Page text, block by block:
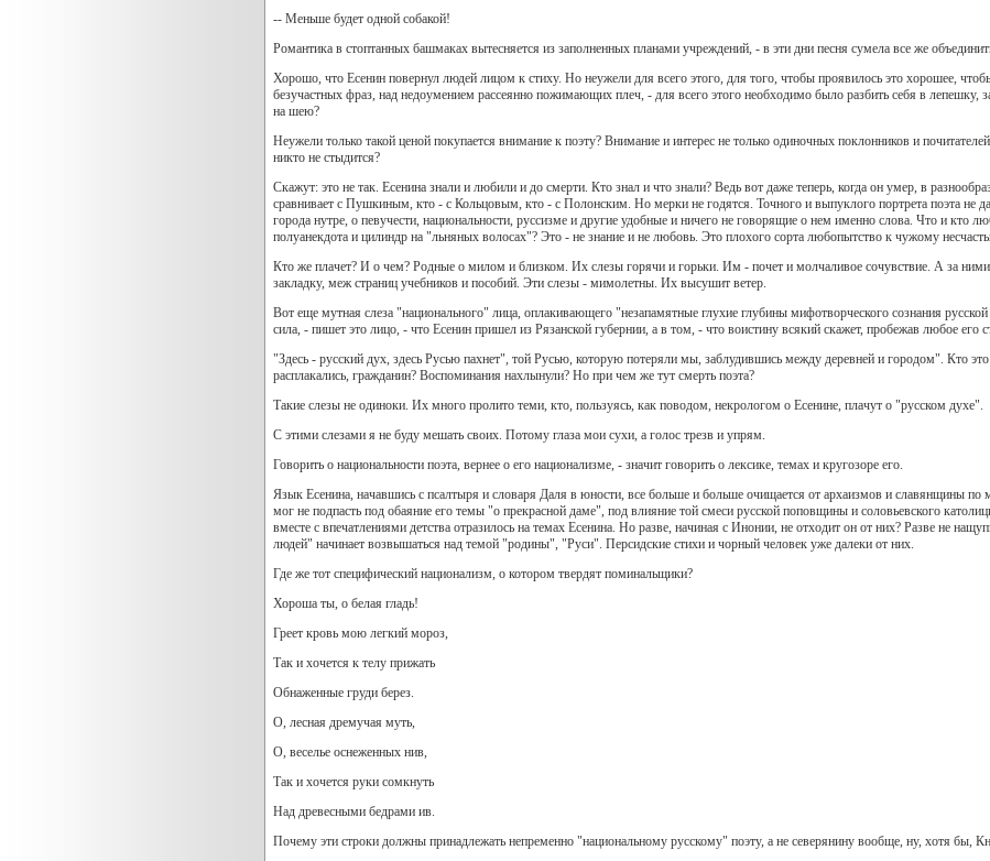
-- Меньше будет одной собакой!
Романтика в стоптанных башмаках вытесняется из заполненных планами учреждений, - в эти дни песня сумела все же
Хорошо, что Есенин повернул людей лицом к стиху. Но неужели для всего этого, для того, чтобы проявилось это хорошее,
безучастных фраз, над недоумением рассеянно пожимающих плеч, - для всего этого необходимо было разбить себя в лепешку,
на шею?
Неужели только такой ценой покупается внимание к поэту? Внимание и интерес не только одиночных поклонников и
никто не стыдится?
Скажут: это не так. Есенина знали и любили и до смерти. Кто знал и что знали? Ведь вот даже теперь, когда он умер, в
сравнивает с Пушкиным, кто - с Кольцовым, кто - с Полонским. Но мерки не годятся. Точного и выпуклого портрета поэта не
города нутре, о певучести, национальности, руссизме и другие удобные и ничего не говорящие о нем именно слова. Что и кто
полуанекдота и цилиндр на "льняных волосах"? Это - не знание и не любовь. Это плохого сорта любопытство к чужому
Кто же плачет? И о чем? Родные о милом и близком. Их слезы горячи и горьки. Им - почет и молчаливое сочувствие. А за
закладку, меж страниц учебников и пособий. Эти слезы - мимолетны. Их высушит ветер.
Вот еще мутная слеза "национального" лица, оплакивающего "незапамятные глухие глубины мифотворческого сознания
сила, - пишет это лицо, - что Есенин пришел из Рязанской губернии, а в том, - что воистину всякий скажет, пробежав любое его
"Здесь - русский дух, здесь Русью пахнет", той Русью, которую потеряли мы, заблудившись между деревней и городом". Кто
расплакались, гражданин? Воспоминания нахлынули? Но при чем же тут смерть поэта?
Такие слезы не одиноки. Их много пролито теми, кто, пользуясь, как поводом, некрологом о Есенине, плачут о "русском духе".
С этими слезами я не буду мешать своих. Потому глаза мои сухи, а голос трезв и упрям.
Говорить о национальности поэта, вернее о его национализме, - значит говорить о лексике, темах и кругозоре его.
Язык Есенина, начавшись с псалтыря и словаря Даля в юности, все больше и больше очищается от архаизмов и славянщины
мог не подпасть под обаяние его темы "о прекрасной даме", под влияние той смеси русской поповщины и соловьевского
вместе с впечатлениями детства отразилось на темах Есенина. Но разве, начиная с Инонии, не отходит он от них? Разве не
людей" начинает возвышаться над темой "родины", "Руси". Персидские стихи и чорный человек уже далеки от них.
Где же тот специфический национализм, о котором твердят поминальщики?
Хороша ты, о белая гладь!
Греет кровь мою легкий мороз,
Так и хочется к телу прижать
Обнаженные груди берез.
О, лесная дремучая муть,
О, веселье оснеженных нив,
Так и хочется руки сомкнуть
Над древесными бедрами ив.
Почему эти строки должны принадлежать непременно "национальному русскому" поэту, а не северянину вообще, ну, хотя бы,